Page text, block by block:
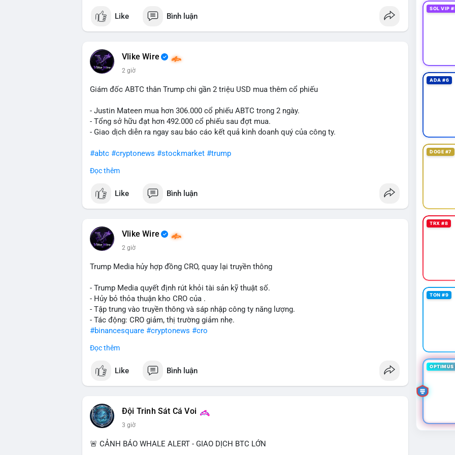
#vlikevn #titanbot
Like Bình luận
Vlike Wire
2 giờ
Giám đốc ABTC thân Trump chi gần 2 triệu USD mua thêm cổ phiếu
- Justin Mateen mua hơn 306.000 cổ phiếu ABTC trong 2 ngày.
- Tổng sở hữu đạt hơn 492.000 cổ phiếu sau đợt mua.
- Giao dịch diễn ra ngay sau báo cáo kết quả kinh doanh quý của công ty.
#abtc #cryptonews #stockmarket #trump
$btc $eth
#vlikevn #titanbot
Đọc thêm
Like Bình luận
Vlike Wire
2 giờ
Trump Media hủy hợp đồng CRO, quay lại truyền thông
- Trump Media quyết định rút khỏi tài sản kỹ thuật số.
- Hủy bỏ thỏa thuận kho CRO của .
- Tập trung vào truyền thông và sáp nhập công ty năng lượng.
- Tác động: CRO giảm, thị trường giảm nhẹ.
#binancesquare #cryptonews #cro
$cro
#vlikevn #titanbot
Đọc thêm
Like Bình luận
Đội Trinh Sát Cá Voi
3 giờ
🚨 CẢNH BÁO WHALE ALERT - GIAO DỊCH BTC LỚN
SOL VIP
ADA #6
DOGE #7
TRX #8
TON #9
OPTIMUS